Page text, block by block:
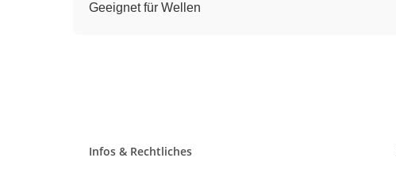
Geeignet für Wellen
Infos & Rechtliches